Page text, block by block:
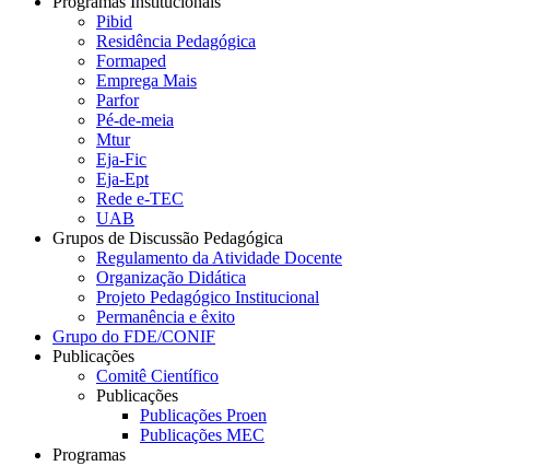
Pibid
Residência Pedagógica
Formaped
Emprega Mais
Parfor
Pé-de-meia
Mtur
Eja-Fic
Eja-Ept
Rede e-TEC
UAB
Grupos de Discussão Pedagógica
Regulamento da Atividade Docente
Organização Didática
Projeto Pedagógico Institucional
Permanência e êxito
Grupo do FDE/CONIF
Publicações
Comitê Científico
Publicações
Publicações Proen
Publicações MEC
Programas